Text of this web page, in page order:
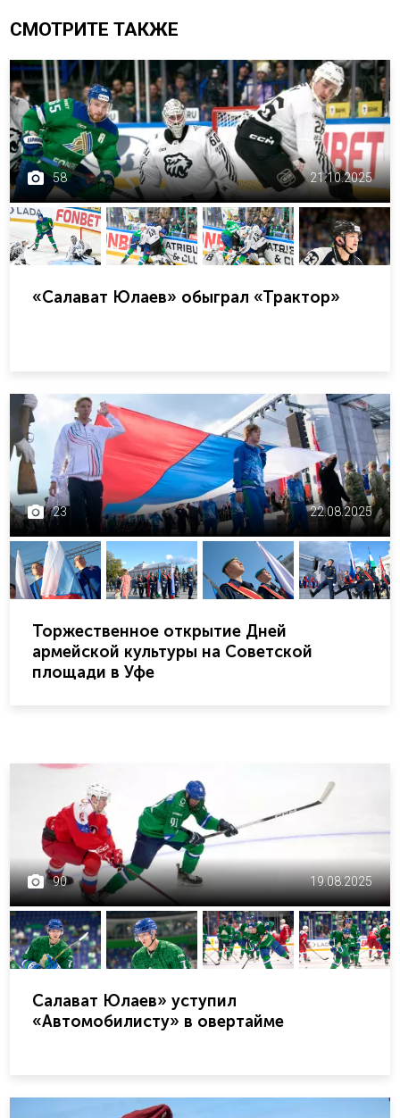
СМОТРИТЕ ТАКЖЕ
58 21.10.2025
«Салават Юлаев» обыграл «Трактор»
23 22.08.2025
Торжественное открытие Дней
армейской культуры на Советской
площади в Уфе
90 19.08.2025
Салават Юлаев» уступил
«Автомобилисту» в овертайме